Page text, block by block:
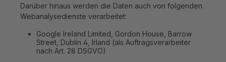
Darüber hinaus werden die Daten auch von folgenden
Webanalysedienste verarbeitet:
Google Ireland Limited, Gordon House, Barrow
Street, Dublin 4, Irland (als Auftragsverarbeiter
nach Art. 28 DSGVO)